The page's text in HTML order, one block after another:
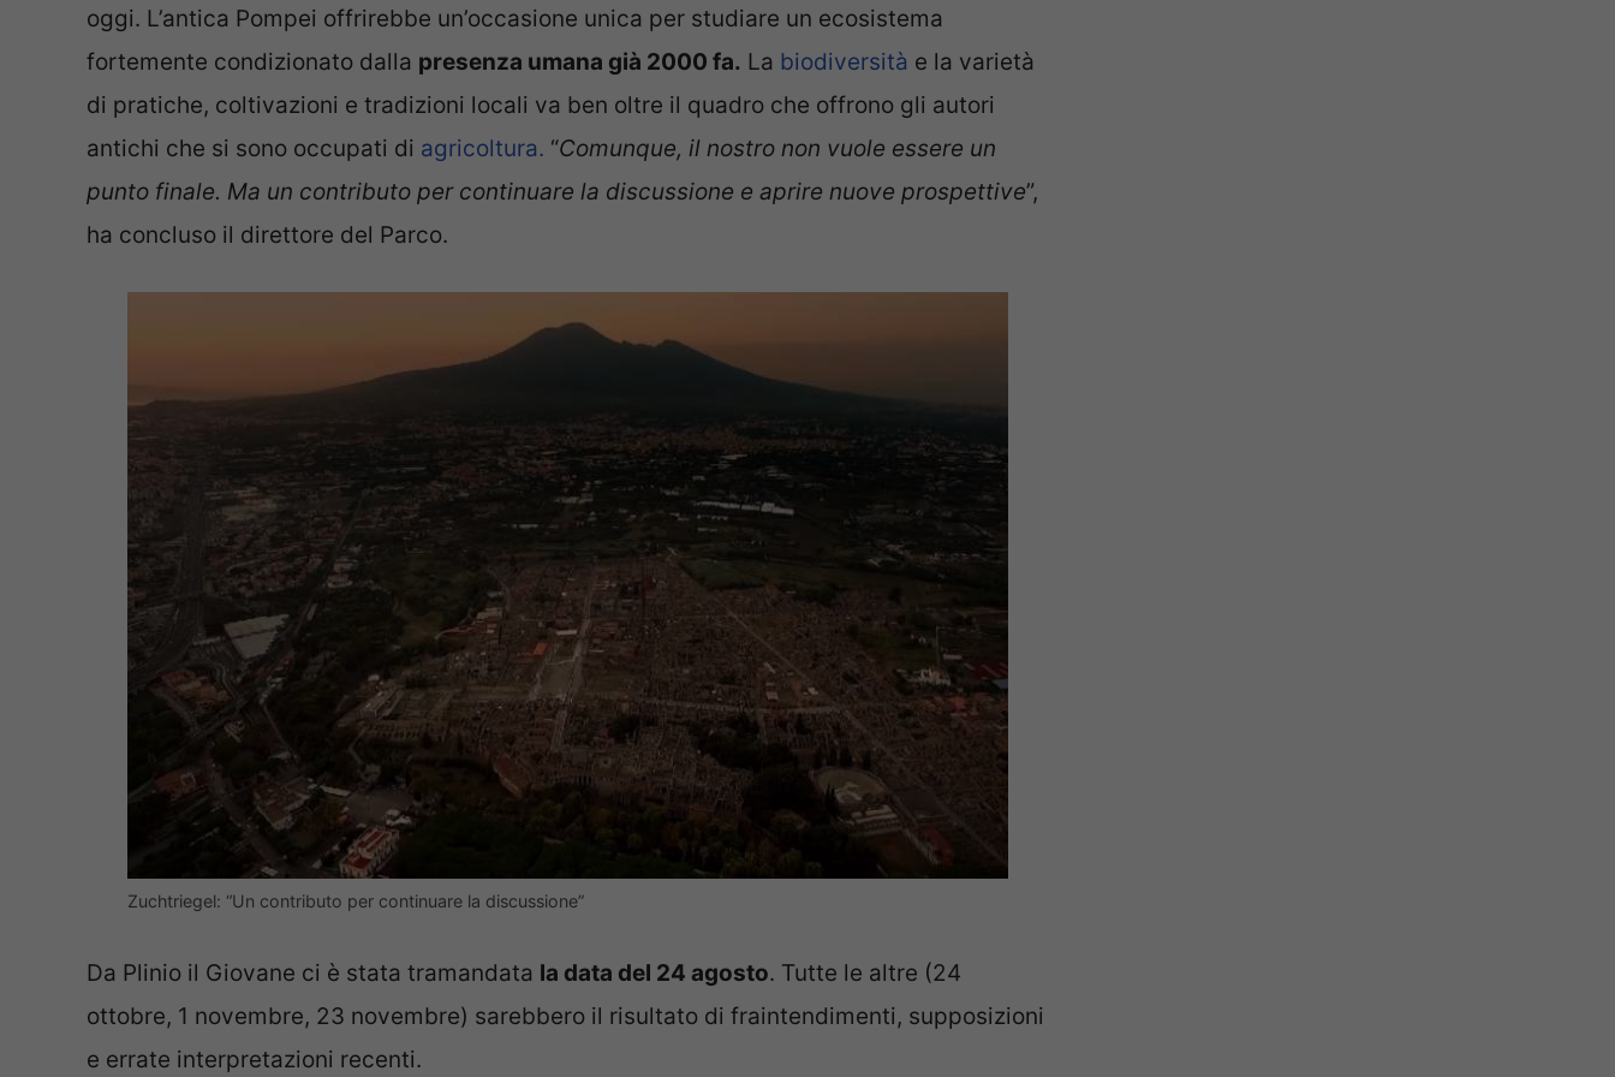
oggi. L’antica Pompei offrirebbe un’occasione unica per studiare un ecosistema
fortemente condizionato dalla presenza umana già 2000 fa. La biodiversità e la varietà
di pratiche, coltivazioni e tradizioni locali va ben oltre il quadro che offrono gli autori
antichi che si sono occupati di agricoltura. “Comunque, il nostro non vuole essere un
punto finale. Ma un contributo per continuare la discussione e aprire nuove prospettive”,
ha concluso il direttore del Parco.
Zuchtriegel: “Un contributo per continuare la discussione”
Da Plinio il Giovane ci è stata tramandata la data del 24 agosto. Tutte le altre (24
ottobre, 1 novembre, 23 novembre) sarebbero il risultato di fraintendimenti, supposizioni
e errate interpretazioni recenti.